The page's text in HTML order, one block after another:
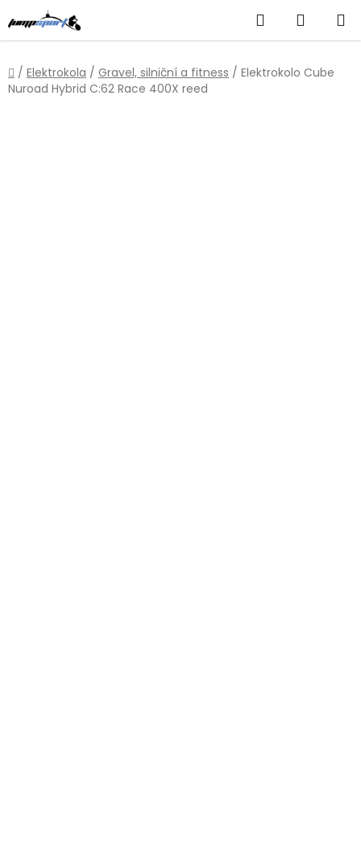
na
obsah
Hledat
KOŠÍK
Domů
/ Elektrokola / Gravel, silniční a fitness / Elektrokolo Cube
Nuroad Hybrid C:62 Race 400X reed